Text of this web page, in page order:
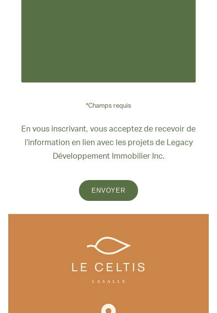
*Champs requis
En vous inscrivant, vous acceptez de recevoir de
l’information en lien avec les projets de Legacy
Développement Immobilier Inc.
ENVOYER